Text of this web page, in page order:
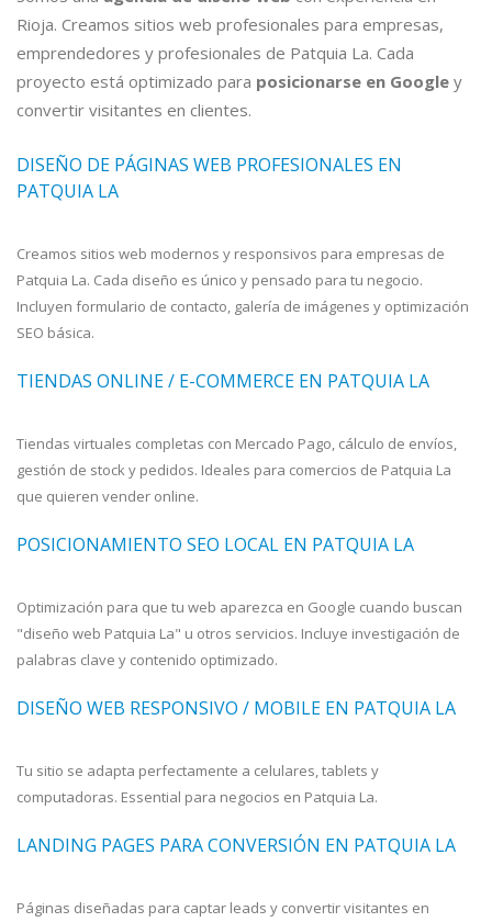
Rioja. Creamos sitios web profesionales para empresas,
emprendedores y profesionales de Patquia La. Cada
proyecto está optimizado para posicionarse en Google y
convertir visitantes en clientes.
DISEÑO DE PÁGINAS WEB PROFESIONALES EN
PATQUIA LA
Creamos sitios web modernos y responsivos para empresas de
Patquia La. Cada diseño es único y pensado para tu negocio.
Incluyen formulario de contacto, galería de imágenes y optimización
SEO básica.
TIENDAS ONLINE / E-COMMERCE EN PATQUIA LA
Tiendas virtuales completas con Mercado Pago, cálculo de envíos,
gestión de stock y pedidos. Ideales para comercios de Patquia La
que quieren vender online.
POSICIONAMIENTO SEO LOCAL EN PATQUIA LA
Optimización para que tu web aparezca en Google cuando buscan
"diseño web Patquia La" u otros servicios. Incluye investigación de
palabras clave y contenido optimizado.
DISEÑO WEB RESPONSIVO / MOBILE EN PATQUIA LA
Tu sitio se adapta perfectamente a celulares, tablets y
computadoras. Essential para negocios en Patquia La.
LANDING PAGES PARA CONVERSIÓN EN PATQUIA LA
Páginas diseñadas para captar leads y convertir visitantes en